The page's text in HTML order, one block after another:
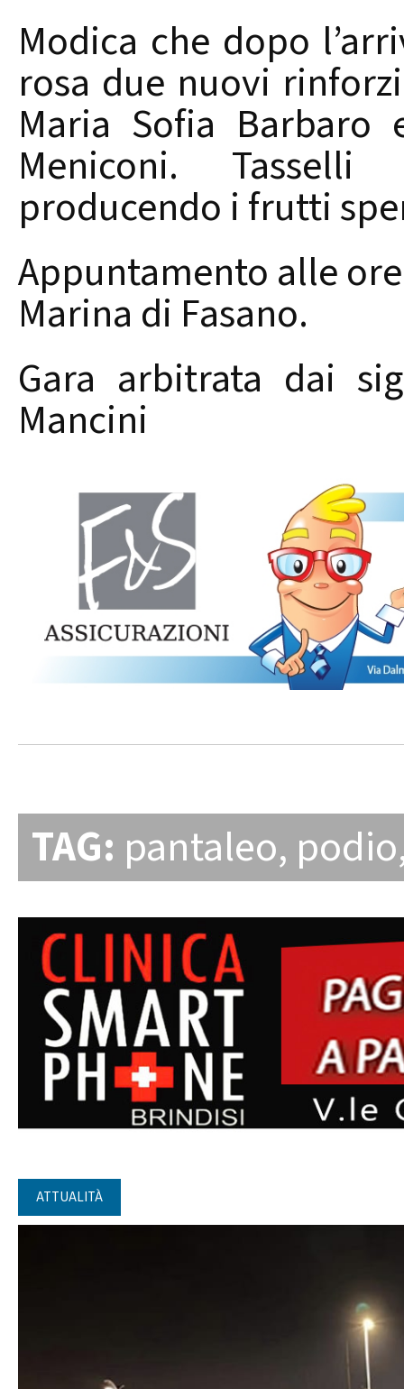
Modica che dopo
rosa due nuovi
Maria Sofia Barbaro
Meniconi.
producendo i frutti
Appuntamento alle
Marina di Fasano.
Gara arbitrata dai
Mancini
TAG: pantaleo, podio
ATTUALITÀ